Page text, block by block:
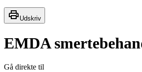
Udskriv
EMDA
Gå direkte til